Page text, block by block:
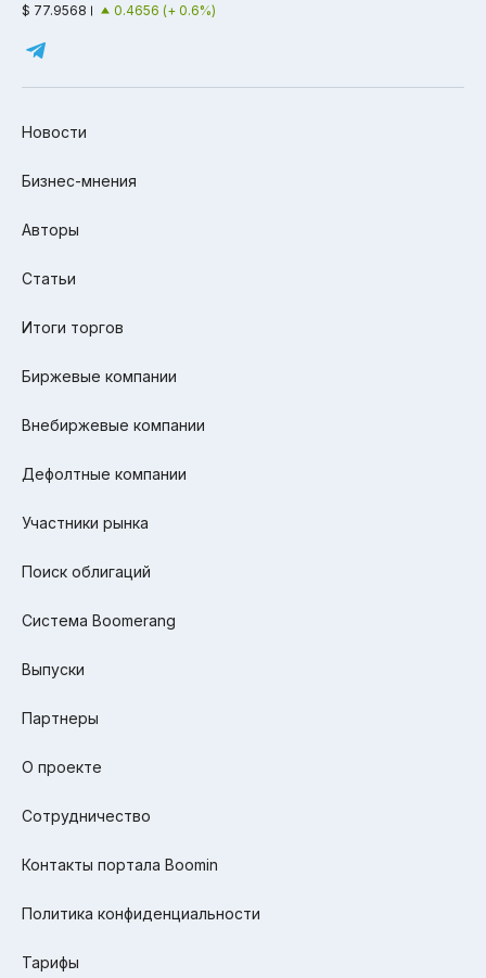
$ 77.9568 0.4656 (+ 0.6%)
Новости
Бизнес-мнения
Авторы
Статьи
Итоги торгов
Биржевые компании
Внебиржевые компании
Дефолтные компании
Участники рынка
Поиск облигаций
Система Boomerang
Выпуски
Партнеры
О проекте
Сотрудничество
Контакты портала Boomin
Политика конфиденциальности
Тарифы